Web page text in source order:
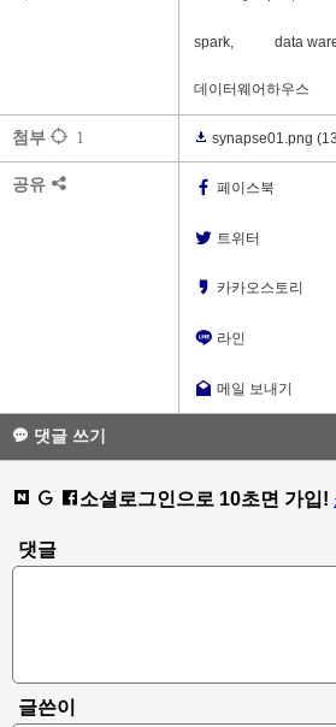
spark, data
데이터웨어하우스
첨부 1 synapse01.png
공유 페이스북
트위터
카카오스토리
라인
메일 보내기
댓글 쓰기
소셜로그인으로 10초면 가입!
댓글
글쓴이